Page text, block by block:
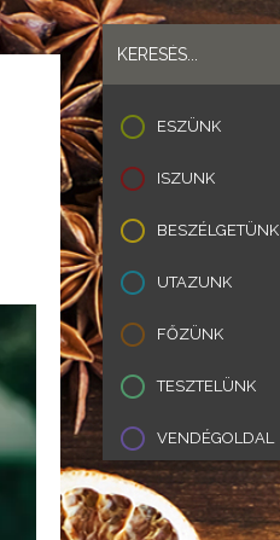
ESZÜNK
ISZUNK
BESZÉLGETÜNK
UTAZUNK
FŐZÜNK
TESZTELÜNK
VENDÉGOLDAL